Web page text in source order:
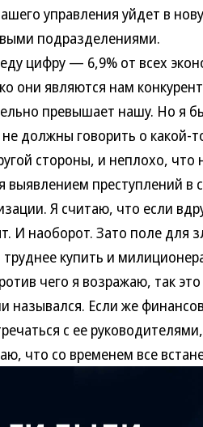
управления уйдет в
подразделениями.
цифру — 6,9% от всех
они являются нам
превышает нашу. Но я
должны говорить о какой-
стороны, и неплохо, что
выявлением преступлений
Я считаю, что если
И наоборот. Зато поле для
купить и
чего я возражаю, так это
назывался. Если же
с ее
что со временем все